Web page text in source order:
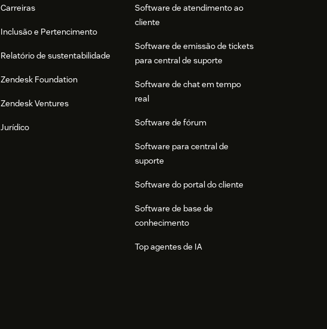
Carreiras
Inclusão e Pertencimento
Relatório de sustentabilidade
Zendesk Foundation
Zendesk Ventures
Jurídico
Software de atendimento ao
cliente
Software de emissão de tickets
para central de suporte
Software de chat em tempo
real
Software de fórum
Software para central de
suporte
Software do portal do cliente
Software de base de
conhecimento
Top agentes de IA